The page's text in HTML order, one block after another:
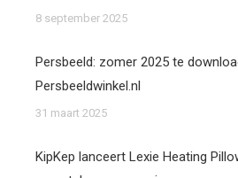
8 september 2025
Persbeeld: zomer 2025 te
Persbeeldwinkel.nl
31 maart 2025
KipKep lanceert Lexie Heating